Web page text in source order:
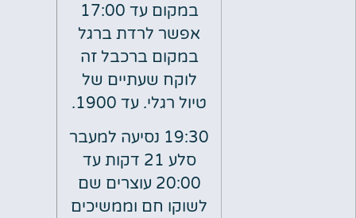
במקום עד 17:00
אפשר לרדת ברגל
במקום ברכבל זה
לוקח שעתיים של
טיול רגלי. עד 1900.
19:30 נסיעה למעבר
סלע 21 דקות עד
20:00 עוצרים שם
לשוקו חם וממשיכים